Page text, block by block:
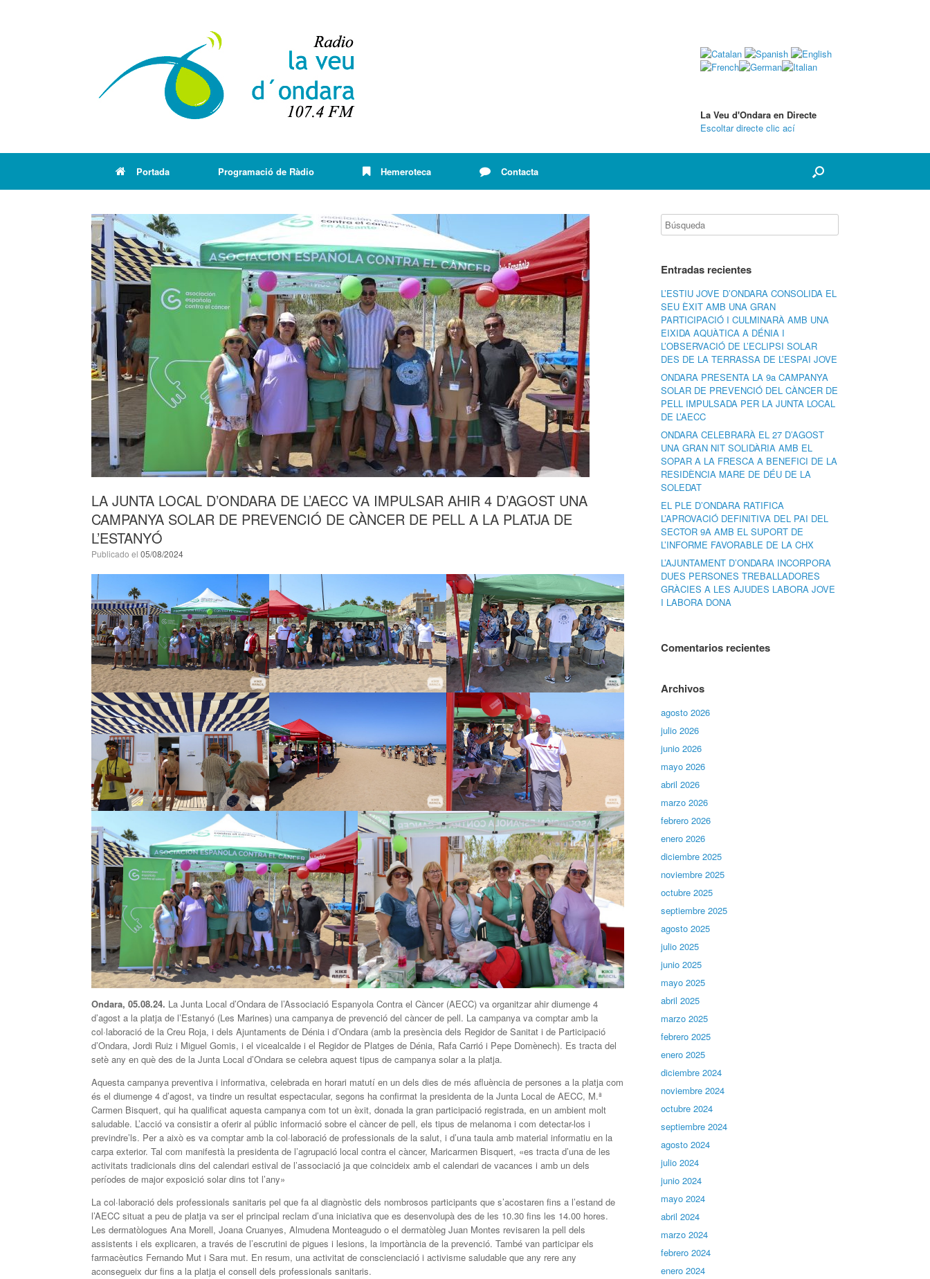
La Veu d'Ondara en Directe
Escoltar directe clic ací
Portada Programació de Ràdio Hemeroteca Contacta
LA JUNTA LOCAL D’ONDARA DE L’AECC VA IMPULSAR AHIR 4 D’AGOST UNA
CAMPANYA SOLAR DE PREVENCIÓ DE CÀNCER DE PELL A LA PLATJA DE
L’ESTANYÓ
Publicado el 05/08/2024
Ondara, 05.08.24. La Junta Local d’Ondara de l’Associació Espanyola Contra el Càncer (AECC) va organitzar ahir diumenge 4
d’agost a la platja de l’Estanyó (Les Marines) una campanya de prevenció del càncer de pell. La campanya va comptar amb la
col·laboració de la Creu Roja, i dels Ajuntaments de Dénia i d’Ondara (amb la presència dels Regidor de Sanitat i de Participació
d’Ondara, Jordi Ruiz i Miguel Gomis, i el vicealcalde i el Regidor de Platges de Dénia, Rafa Carrió i Pepe Domènech). Es tracta del
setè any en què des de la Junta Local d’Ondara se celebra aquest tipus de campanya solar a la platja.
Aquesta campanya preventiva i informativa, celebrada en horari matutí en un dels dies de més afluència de persones a la platja com
és el diumenge 4 d’agost, va tindre un resultat espectacular, segons ha confirmat la presidenta de la Junta Local de AECC, M.ª
Carmen Bisquert, qui ha qualificat aquesta campanya com tot un èxit, donada la gran participació registrada, en un ambient molt
saludable. L’acció va consistir a oferir al públic informació sobre el càncer de pell, els tipus de melanoma i com detectar-los i
previndre’ls. Per a això es va comptar amb la col·laboració de professionals de la salut, i d’una taula amb material informatiu en la
carpa exterior. Tal com manifestà la presidenta de l’agrupació local contra el càncer, Maricarmen Bisquert, «es tracta d’una de les
activitats tradicionals dins del calendari estival de l’associació ja que coincideix amb el calendari de vacances i amb un dels
períodes de major exposició solar dins tot l’any»
La col·laboració dels professionals sanitaris pel que fa al diagnòstic dels nombrosos participants que s’acostaren fins a l’estand de
l’AECC situat a peu de platja va ser el principal reclam d’una iniciativa que es desenvolupà des de les 10.30 fins les 14.00 hores.
Les dermatòlogues Ana Morell, Joana Cruanyes, Almudena Monteagudo o el dermatòleg Juan Montes revisaren la pell dels
assistents i els explicaren, a través de l’escrutini de pigues i lesions, la importància de la prevenció. També van participar els
farmacèutics Fernando Mut i Sara mut. En resum, una activitat de conscienciació i activisme saludable que any rere any
aconsegueix dur fins a la platja el consell dels professionals sanitaris.
Entradas recientes
L’ESTIU JOVE D’ONDARA CONSOLIDA EL
SEU ÈXIT AMB UNA GRAN
PARTICIPACIÓ I CULMINARÀ AMB UNA
EIXIDA AQUÀTICA A DÉNIA I
L’OBSERVACIÓ DE L’ECLIPSI SOLAR
DES DE LA TERRASSA DE L’ESPAI JOVE
ONDARA PRESENTA LA 9a CAMPANYA
SOLAR DE PREVENCIÓ DEL CÀNCER DE
PELL IMPULSADA PER LA JUNTA LOCAL
DE L’AECC
ONDARA CELEBRARÀ EL 27 D’AGOST
UNA GRAN NIT SOLIDÀRIA AMB EL
SOPAR A LA FRESCA A BENEFICI DE LA
RESIDÈNCIA MARE DE DÉU DE LA
SOLEDAT
EL PLE D’ONDARA RATIFICA
L’APROVACIÓ DEFINITIVA DEL PAI DEL
SECTOR 9A AMB EL SUPORT DE
L’INFORME FAVORABLE DE LA CHX
L’AJUNTAMENT D’ONDARA INCORPORA
DUES PERSONES TREBALLADORES
GRÀCIES A LES AJUDES LABORA JOVE
I LABORA DONA
Comentarios recientes
Archivos
agosto 2026
julio 2026
junio 2026
mayo 2026
abril 2026
marzo 2026
febrero 2026
enero 2026
diciembre 2025
noviembre 2025
octubre 2025
septiembre 2025
agosto 2025
julio 2025
junio 2025
mayo 2025
abril 2025
marzo 2025
febrero 2025
enero 2025
diciembre 2024
noviembre 2024
octubre 2024
septiembre 2024
agosto 2024
julio 2024
junio 2024
mayo 2024
abril 2024
marzo 2024
febrero 2024
enero 2024